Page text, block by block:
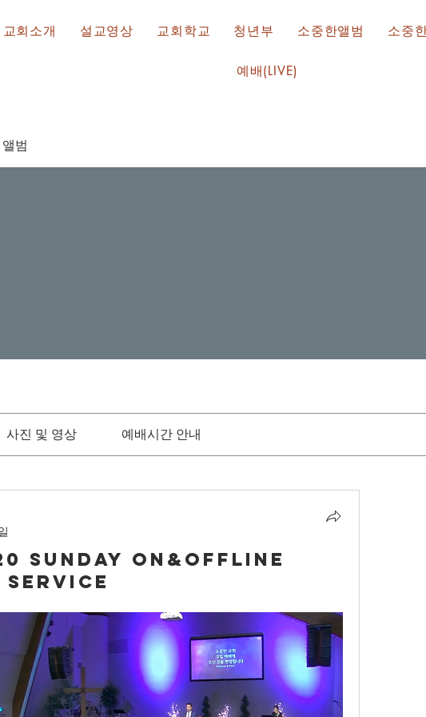
교회소개 설교영상 교회학교 청년부 소중한앨범 소중
예배(LIVE)
범
사진 및 영상 예배시간 안내
Sunday On&Offline